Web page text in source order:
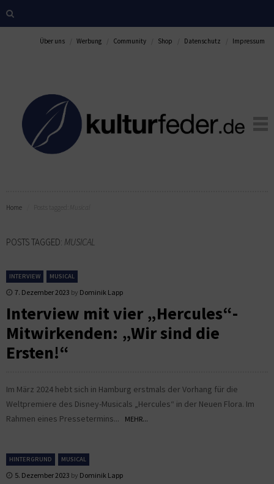
Über uns Werbung Community Shop Datenschutz Impressum
Home
POSTS TAGGED: MUSICAL
INTERVIEW MUSICAL
7. Dezember 2023 by Dominik Lapp
Interview mit vier „Hercules“-
Mitwirkenden: „Wir sind die
Ersten!“
Im März 2024 hebt sich in Hamburg erstmals der Vorhang für die
Weltpremiere des Disney-Musicals „Hercules“ in der Neuen Flora. Im
Rahmen eines Pressetermins...
MEHR...
HINTERGRUND MUSICAL
5. Dezember 2023 by Dominik Lapp